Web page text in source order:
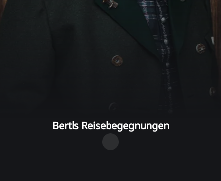
Bertls Reisebegegnungen